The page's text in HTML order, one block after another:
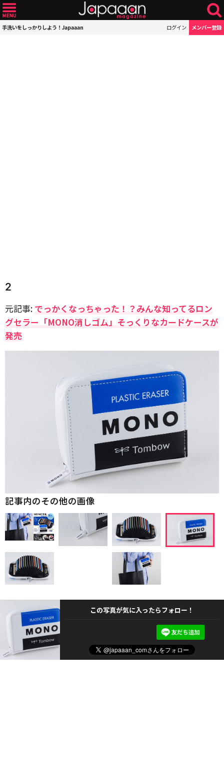
手洗いをしっかりしよう！Japaaan ログイン メンバー登録
2
元記事: でっかくなっちゃった！？みんな知ってるロン
グセラー「MONO消しゴム」そっくりなカードケースが
発売
記事内のその他の画像
この写真が気に入ったらフォロー！